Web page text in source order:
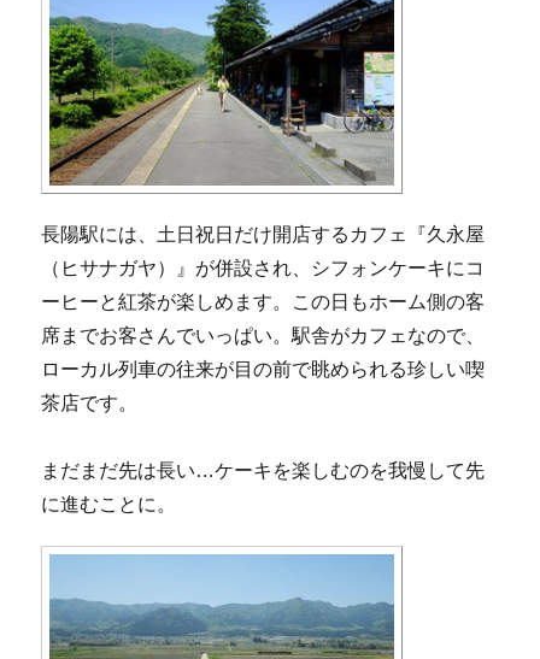
長陽駅には、土日祝日だけ開店するカフェ『久永屋
（ヒサナガヤ）』が併設され、シフォンケーキにコ
ーヒーと紅茶が楽しめます。この日もホーム側の客
席までお客さんでいっぱい。駅舎がカフェなので、
ローカル列車の往来が目の前で眺められる珍しい喫
茶店です。
まだまだ先は長い…ケーキを楽しむのを我慢して先
に進むことに。